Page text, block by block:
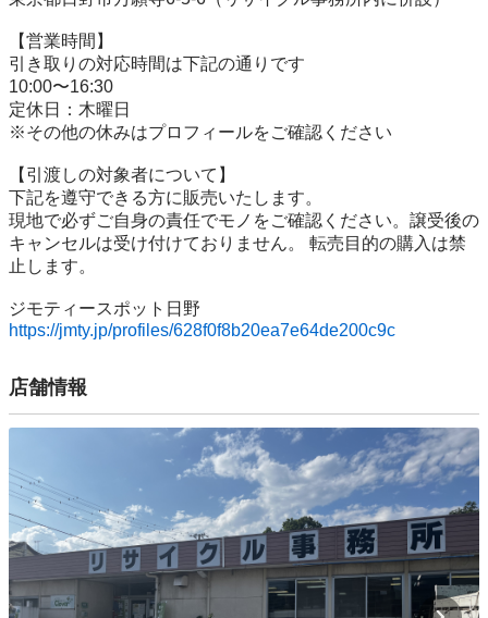
【営業時間】
引き取りの対応時間は下記の通りです
10:00〜16:30
定休日：木曜日
※その他の休みはプロフィールをご確認ください
【引渡しの対象者について】
下記を遵守できる⽅に販売いたします。
現地で必ずご⾃⾝の責任でモノをご確認ください。譲受後の
キャンセルは受け付けておりません。 転売⽬的の購⼊は禁
⽌します。
https://jmty.jp/profiles/628f0f8b20ea7e64de200c9c
店舗情報